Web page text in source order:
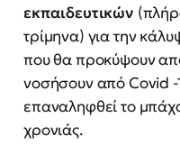
εκπαιδευτικών
τρίμηνα) για την
που θα προκύψουν
νοσήσουν από Covid
επαναληφθεί το
χρονιάς.